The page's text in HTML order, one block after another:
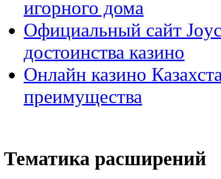
игорного дома
Официальный сайт
достоинства казино
Онлайн казино
преимущества
Тематика расширений